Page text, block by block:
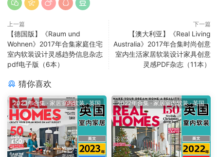
上一篇
【德国版】《Raum und
Wohnen》2017年合集家庭住宅
室内软装设计灵感趋势信息杂志
pdf电子版（6本）
下一篇
【澳大利亚】《Real Living
Australia》2017年合集时尚创意
室内生活家居软装设计家具创意
灵感PDF杂志（11本）
猜你喜欢
2023年合集 · 家居室内软装·英国 2022年合集·家居室内软装·英国